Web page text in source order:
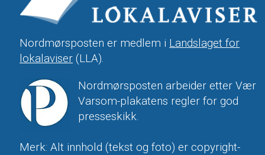
Nordmørsposten er medlem i Landslaget for
lokalaviser (LLA).
Nordmørsposten arbeider etter Vær
Varsom-plakatens regler for god
presseskikk.
Merk: Alt innhold (tekst og foto) er copyright-